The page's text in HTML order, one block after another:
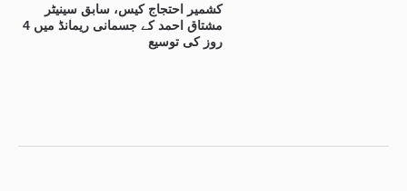
کشمیر احتجاج کیس، سابق سینیٹر
مشتاق احمد کے جسمانی ریمانڈ میں 4
روز کی توسیع